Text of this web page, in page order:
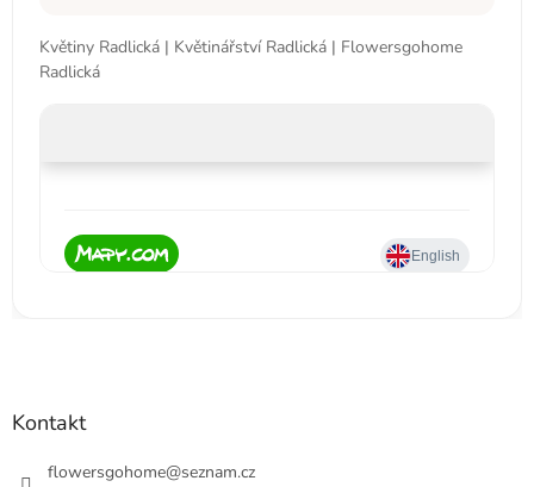
Květiny Radlická | Květinářství Radlická | Flowersgohome
Radlická
Kontakt
flowersgohome@seznam.cz